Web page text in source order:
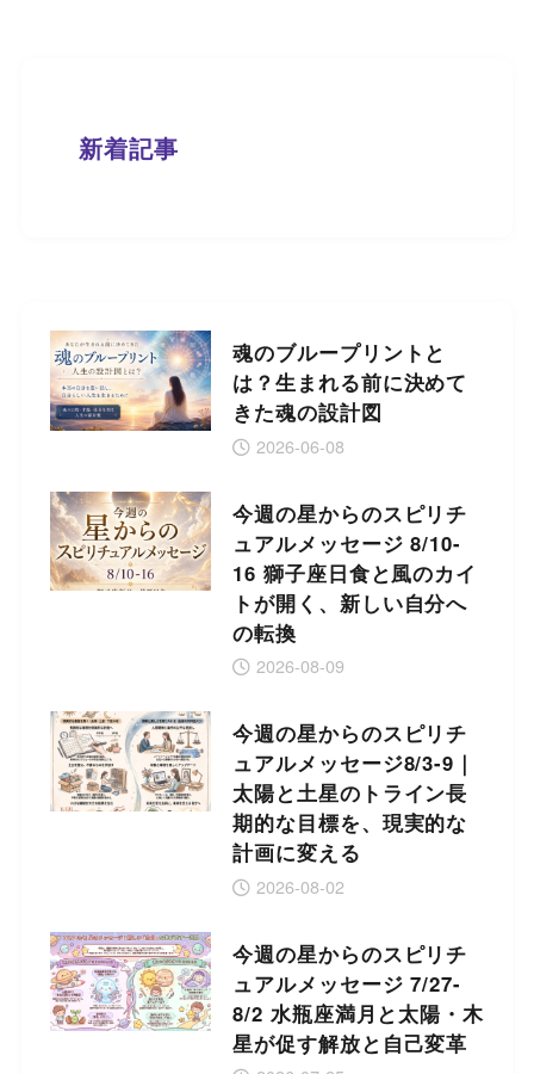
新着記事
魂のブループリントと
は？生まれる前に決めて
きた魂の設計図
2026-06-08
今週の星からのスピリチ
ュアルメッセージ 8/10-
16 獅子座日食と風のカイ
トが開く、新しい自分へ
の転換
2026-08-09
今週の星からのスピリチ
ュアルメッセージ8/3-9｜
太陽と土星のトライン長
期的な目標を、現実的な
計画に変える
2026-08-02
今週の星からのスピリチ
ュアルメッセージ 7/27-
8/2 水瓶座満月と太陽・木
星が促す解放と自己変革